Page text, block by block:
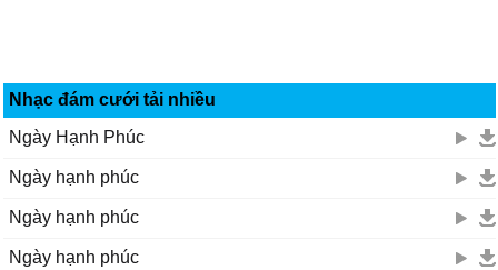
Nhạc đám cưới tải nhiều
Ngày Hạnh Phúc
Ngày hạnh phúc
Ngày hạnh phúc
Ngày hạnh phúc